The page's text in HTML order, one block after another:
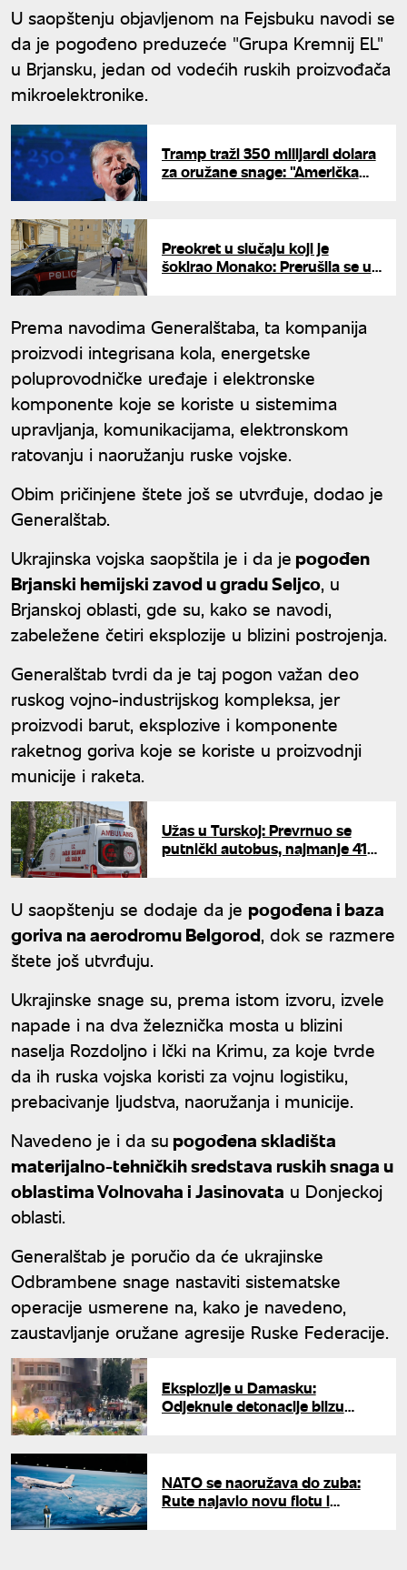
U saopštenju objavljenom na Fejsbuku navodi se
da je pogođeno preduzeće "Grupa Kremnij EL"
u Brjansku, jedan od vodećih ruskih proizvođača
mikroelektronike.
Tramp traži 350 milijardi dolara
za oružane snage: "Američka
Preokret u slučaju koji je
šokirao Monako: Prerušila se u
kod Kijeva
Prema navodima Generalštaba, ta kompanija
proizvodi integrisana kola, energetske
poluprovodničke uređaje i elektronske
komponente koje se koriste u sistemima
upravljanja, komunikacijama, elektronskom
ratovanju i naoružanju ruske vojske.
Obim pričinjene štete još se utvrđuje, dodao je
Generalštab.
Ukrajinska vojska saopštila je i da je pogođen
Brjanski hemijski zavod u gradu Seljco, u
Brjanskoj oblasti, gde su, kako se navodi,
zabeležene četiri eksplozije u blizini postrojenja.
Generalštab tvrdi da je taj pogon važan deo
ruskog vojno-industrijskog kompleksa, jer
proizvodi barut, eksplozive i komponente
raketnog goriva koje se koriste u proizvodnji
municije i raketa.
Užas u Turskoj: Prevrnuo se
putnički autobus, najmanje 41
U saopštenju se dodaje da je pogođena i baza
goriva na aerodromu Belgorod, dok se razmere
štete još utvrđuju.
Ukrajinske snage su, prema istom izvoru, izvele
napade i na dva železnička mosta u blizini
naselja Rozdoljno i Ički na Krimu, za koje tvrde
da ih ruska vojska koristi za vojnu logistiku,
prebacivanje ljudstva, naoružanja i municije.
Navedeno je i da su pogođena skladišta
materijalno-tehničkih sredstava ruskih snaga u
oblastima Volnovaha i Jasinovata u Donjeckoj
oblasti.
Generalštab je poručio da će ukrajinske
Odbrambene snage nastaviti sistematske
operacije usmerene na, kako je navedeno,
zaustavljanje oružane agresije Ruske Federacije.
Eksplozije u Damasku:
Odjeknule detonacije blizu
NATO se naoružava do zuba:
Rute najavio novu flotu i